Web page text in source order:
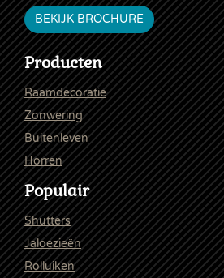
BEKIJK BROCHURE
Producten
Raamdecoratie
Zonwering
Buitenleven
Horren
Populair
Shutters
Jaloezieën
Rolluiken